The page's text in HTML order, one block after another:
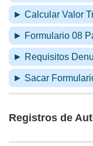
► Calcular Valor
► Formulario 08
► Requisitos
► Sacar
Registros de